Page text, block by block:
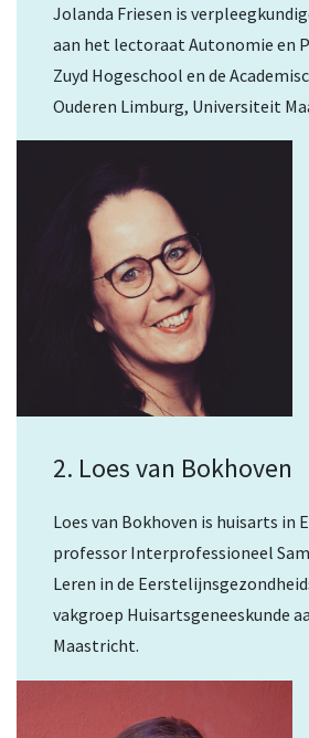
Jolanda Friesen is
aan het lectoraat Autonomie en
Zuyd Hogeschool en de
Ouderen Limburg, Universiteit
2. Loes van Bokhoven
Loes van Bokhoven is huisarts in
professor Interprofessioneel
Leren in de
vakgroep Huisartsgeneeskunde
Maastricht.